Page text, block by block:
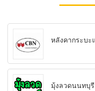
หลังคากระบะ
มุ้งลวดนนทบุรี